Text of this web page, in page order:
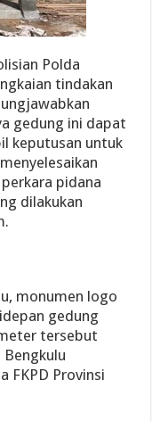
Polda
tindakan
gedung ini dapat
keputusan untuk
pidana
dilakukan
monumen logo
gedung
tersebut
FKPD Provinsi